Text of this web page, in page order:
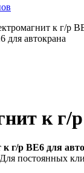
к г/р
для автокрана
к г/
к г/р ВЕ6 для
постоянных